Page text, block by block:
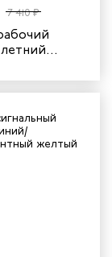
7 410 ₽
цвет
темно-